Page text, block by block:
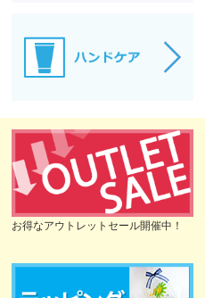
お得なアウトレットセール開催中！